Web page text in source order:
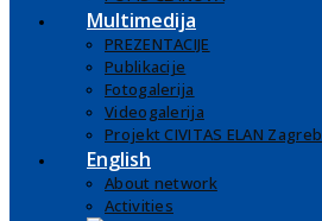
Multimedija
PREZENTACIJE
Publikacije
Fotogalerija
Videogalerija
Projekt CIVITAS ELAN Zagreb
English
About network
Activities